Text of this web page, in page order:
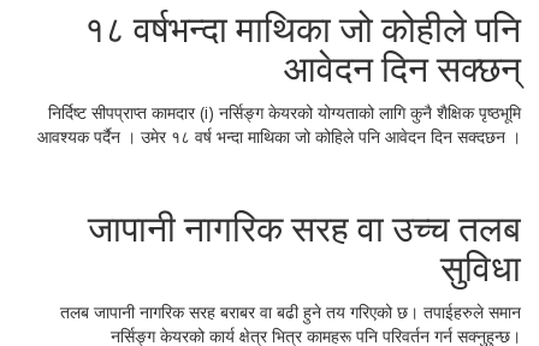
१८ वर्षभन्दा माथिका जो कोहीले पनि
आवेदन दिन सक्छन्
निर्दिष्ट सीपप्राप्त कामदार (i) नर्सिङ्ग केयरको योग्यताको लागि कुनै शैक्षिक पृष्ठभूमि
आवश्यक पर्दैन । उमेर १८ वर्ष भन्दा माथिका जो कोहिले पनि आवेदन दिन सक्दछन ।
जापानी नागरिक सरह वा उच्च तलब
सुविधा
तलब जापानी नागरिक सरह बराबर वा बढी हुने तय गरिएको छ। तपाईहरुले समान
नर्सिङ्ग केयरको कार्य क्षेत्र भित्र कामहरू पनि परिवर्तन गर्न सक्नुहुन्छ।